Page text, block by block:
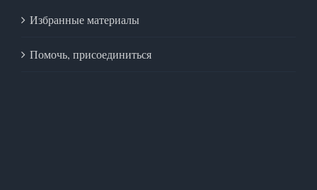
Избранные материалы
Помочь, присоединиться